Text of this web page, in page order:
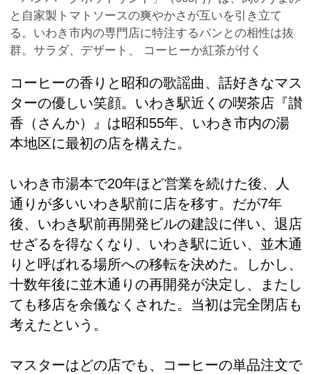
と自家製トマトソースの爽やかさが互いを引き立て
る。いわき市内の専門店に特注するパンとの相性は抜
群。サラダ、デザート、 コーヒーか紅茶が付く
コーヒーの香りと昭和の歌謡曲、話好きなマス
ターの優しい笑顔。いわき駅近くの喫茶店『讃
香（さんか）』は昭和55年、いわき市内の湯
本地区に最初の店を構えた。
いわき市湯本で20年ほど営業を続けた後、人
通りが多いいわき駅前に店を移す。だが7年
後、いわき駅前再開発ビルの建設に伴い、退店
せざるを得なくなり、いわき駅に近い、並木通
りと呼ばれる場所への移転を決めた。しかし、
十数年後に並木通りの再開発が決定し、またし
ても移店を余儀なくされた。当初は完全閉店も
考えたという。
マスターはどの店でも、コーヒーの単品注文で